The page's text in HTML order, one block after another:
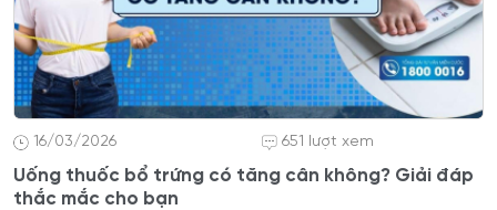
16/03/2026 651 lượt xem
Uống thuốc bổ trứng có tăng cân không? Giải đáp
thắc mắc cho bạn